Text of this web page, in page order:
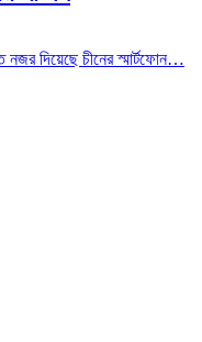
নজর দিয়েছে চীনের স্মার্টফোন…